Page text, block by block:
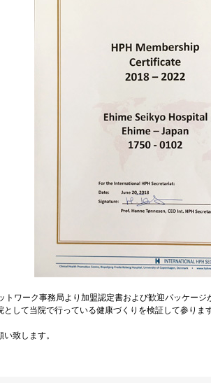
トワーク事務局より加盟認定書および歓迎パッケージ
して当院で行っている健康づくりを検証して参ります
致します。